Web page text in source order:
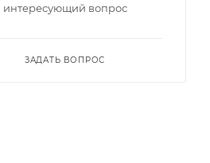
интересующий вопрос
ЗАДАТЬ ВОПРОС